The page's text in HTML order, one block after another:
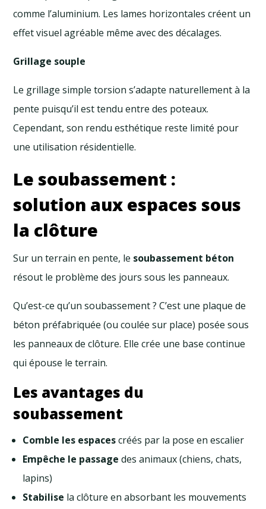
comme l’aluminium. Les lames horizontales créent un
effet visuel agréable même avec des décalages.
Grillage souple
Le grillage simple torsion s’adapte naturellement à la
pente puisqu’il est tendu entre des poteaux.
Cependant, son rendu esthétique reste limité pour
une utilisation résidentielle.
Le soubassement :
solution aux espaces sous
la clôture
Sur un terrain en pente, le soubassement béton
résout le problème des jours sous les panneaux.
Qu’est-ce qu’un soubassement ? C’est une plaque de
béton préfabriquée (ou coulée sur place) posée sous
les panneaux de clôture. Elle crée une base continue
qui épouse le terrain.
Les avantages du
soubassement
Comble les espacescréés par la pose en escalier
Empêche le passage des animaux (chiens, chats,
lapins)
Stabilise la clôture en absorbant les mouvements